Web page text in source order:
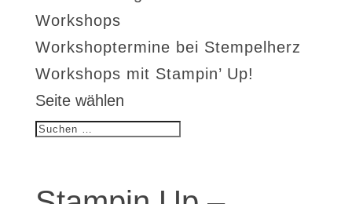
Workshops
Workshoptermine bei Stempelherz
Workshops mit Stampin’ Up!
Seite wählen